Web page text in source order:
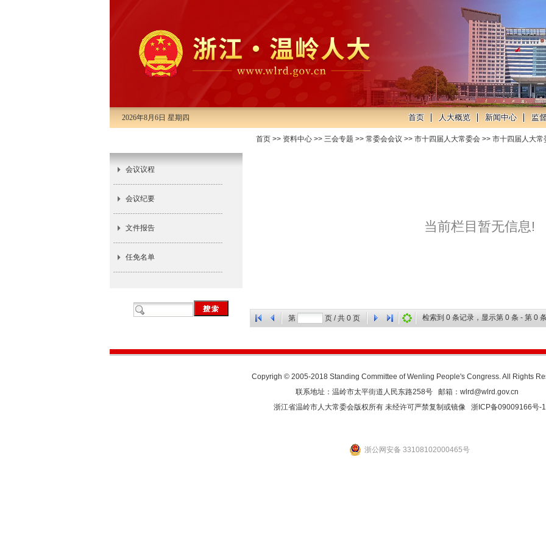
2026年8月6日 星期四 首页 人大概览 新闻中心 监
会议议程
会议纪要
文件报告
任免名单
首页 >> 资料中心 >> 三会专题 >> 常委会会议 >> 市十四届人大常委会 >> 市十四届人大常
当前栏目暂无信息!
第 页 / 共 0 页 检索到 0 条记录，显示第 0 条 - 第 0
Copyrigh © 2005-2018 Standing Committee of Wenling People's Congress. All Rights
联系地址：温岭市太平街道人民东路258号 邮箱：wlrd@wlrd.gov.cn
浙江省温岭市人大常委会版权所有 未经许可严禁复制或镜像 浙ICP备09009166号-1
浙公网安备 33108102000465号